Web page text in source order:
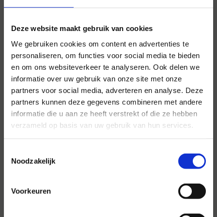
Deze website maakt gebruik van cookies
We gebruiken cookies om content en advertenties te
personaliseren, om functies voor social media te bieden
en om ons websiteverkeer te analyseren. Ook delen we
informatie over uw gebruik van onze site met onze
partners voor social media, adverteren en analyse. Deze
partners kunnen deze gegevens combineren met andere
informatie die u aan ze heeft verstrekt of die ze hebben
verzameld op basis van uw gebruik van hun services.
Noodzakelijk
Voorkeuren
Voor al uw evenementen en
partijen
Hansen Evenementen is uw partner voor